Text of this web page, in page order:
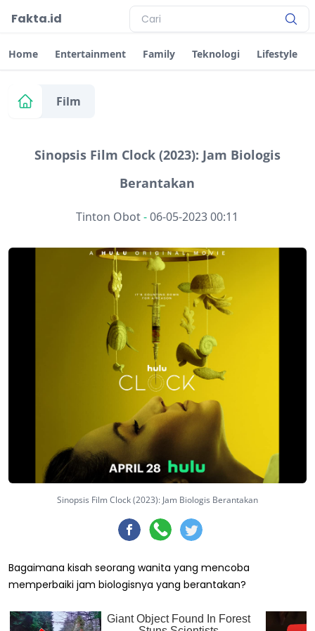
Fakta.id
Home Entertainment Family Teknologi Lifestyle
Film
Sinopsis Film Clock (2023): Jam Biologis
Berantakan
Tinton Obot-06-05-2023 00:11
Sinopsis Film Clock (2023): Jam Biologis Berantakan
Bagaimana kisah seorang wanita yang mencoba
memperbaiki jam biologisnya yang berantakan?